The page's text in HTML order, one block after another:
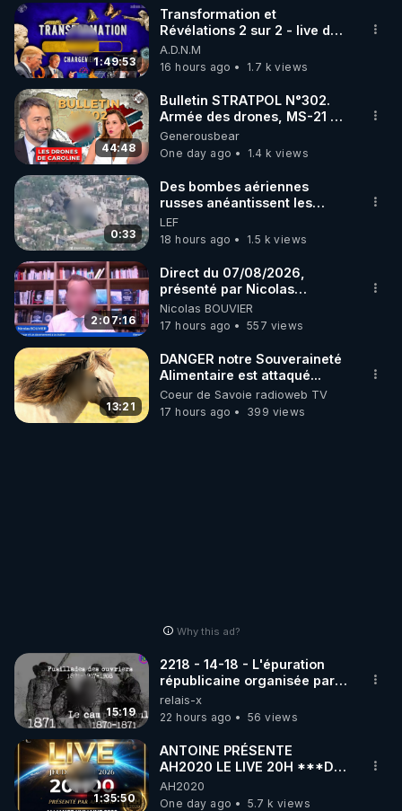
▶ 30 jours gratuit sur l’application de méditation et
de bien-être ENVOL :
Rendez-vous sur https://www.envol.app/code
le code : REGENERE
1:49:53
Transformation et
Révélations 2 sur 2 - live du
07/08/26
A.D.N.M
16 hours ago
1.7 k views
44:48
Bulletin STRATPOL N°302.
Armée des drones, MS-21 en
série, missiles coréens.
07.08.2026.
Generousbear
One day ago
1.4 k views
0:33
Des bombes aériennes
russes anéantissent les
centres de contrôle de
drones de 3 brigades
ukrainienne
LEF
18 hours ago
1.5 k views
2:07:16
Direct du 07/08/2026,
présenté par Nicolas
BOUVIER
Nicolas BOUVIER
17 hours ago
557 views
13:21
DANGER notre Souveraineté
Alimentaire est attaqué...
Coeur de Savoie radioweb TV
17 hours ago
399 views
Why this ad?
15:19
2218 - 14-18 - L'épuration
républicaine organisée par
les frères de la truelle
relais-x
22 hours ago
56 views
1:35:50
ANTOINE PRÉSENTE
AH2020 LE LIVE 20H ***DU
06/08/2026***
AH2020
One day ago
5.7 k views